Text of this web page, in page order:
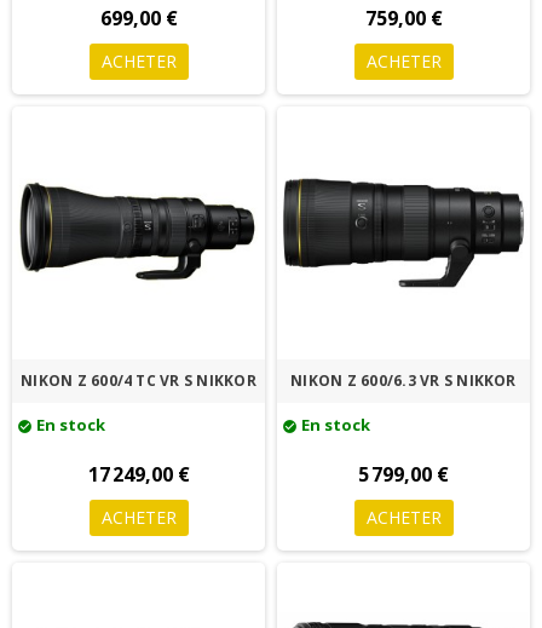
699,00 €
ACHETER
759,00 €
ACHETER
NIKON Z 600/4 TC VR S NIKKOR
check_circle En stock
17 249,00 €
ACHETER
NIKON Z 600/6.3 VR S NIKKOR
check_circle En stock
5 799,00 €
ACHETER